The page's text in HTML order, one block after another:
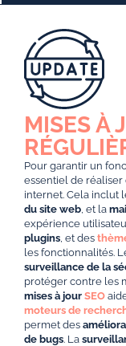
MISES À
Pour garantir un
essentiel de réaliser
internet. Cela inclut
du site web , et la
expérience
plugins , et des
les fonctionnalités.
surveillance de la
protéger contre les
mises à jour SEO
moteurs de
permet des
de bugs. La